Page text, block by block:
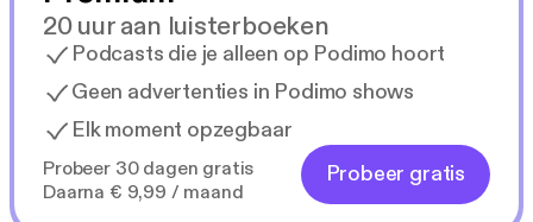
20 uur aan luisterboeken
Podcasts die je alleen op Podimo hoort
Geen advertenties in Podimo shows
Elk moment opzegbaar
Probeer 30 dagen gratis
Daarna € 9,99 / maand
Probeer gratis